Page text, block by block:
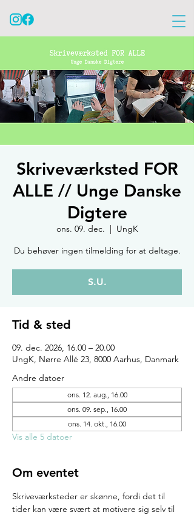
Skriveværksted FOR
ALLE // Unge Danske
Digtere
ons. 09. dec.
  |
UngK
Du behøver ingen tilmelding for at deltage.
S.U.
Tid & sted
09. dec. 2026, 16.00 – 20.00
UngK, Nørre Allé 23, 8000 Aarhus, Danmark
Andre datoer
ons. 12. aug., 16.00
ons. 09. sep., 16.00
ons. 14. okt., 16.00
Vis alle 5 datoer
Om eventet
Skriveværksteder er skønne, fordi det til
tider kan være svært at motivere sig selv til